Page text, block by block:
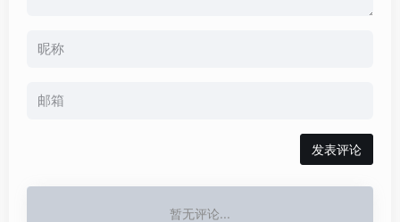
发表评论
暂无评论...